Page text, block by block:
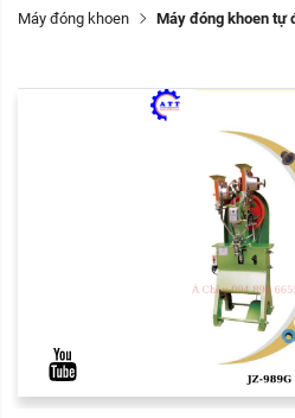
Máy đóng khoen
Máy đóng khoen tự